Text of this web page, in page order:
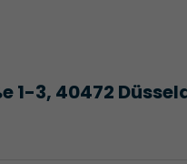
1-3, 40472